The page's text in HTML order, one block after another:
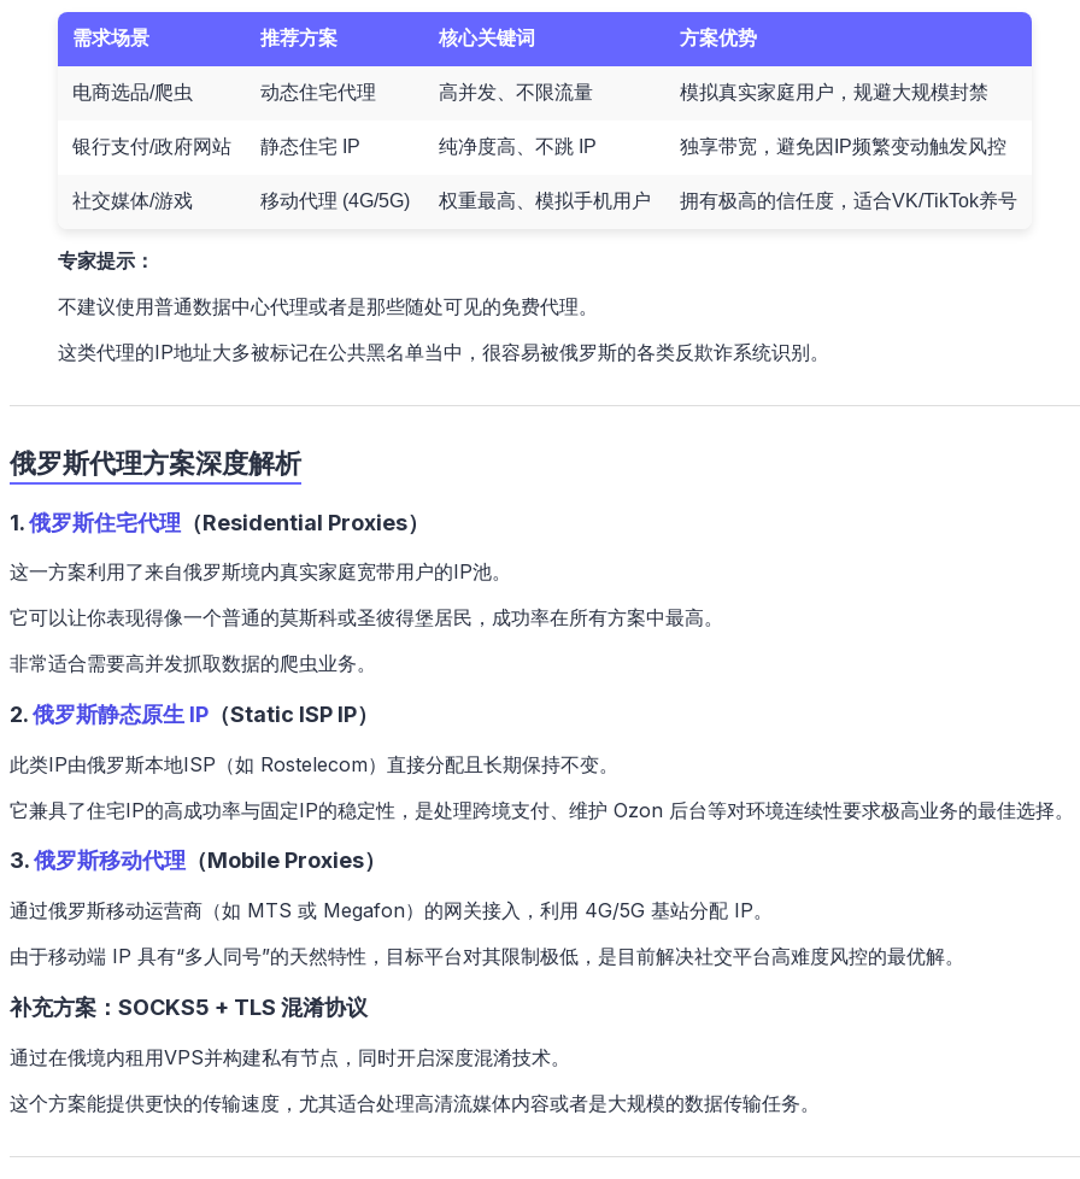
需求场景 推荐方案 核心关键词 方案优势
电商选品/爬虫 动态住宅代理 高并发、不限流量 模拟真实家庭用户，规避大规模封禁
银行支付/政府网站 静态住宅 IP 纯净度高、不跳 IP 独享带宽，避免因IP频繁变动触发风控
社交媒体/游戏 移动代理 (4G/5G) 权重最高、模拟手机用户 拥有极高的信任度，适合VK/TikTok养号
专家提示：
不建议使用普通数据中心代理或者是那些随处可见的免费代理。
这类代理的IP地址大多被标记在公共黑名单当中，很容易被俄罗斯的各类反欺诈系统识别。
俄罗斯代理方案深度解析
1.俄罗斯住宅代理 （Residential Proxies）
这一方案利用了来自俄罗斯境内真实家庭宽带用户的IP池。
它可以让你表现得像一个普通的莫斯科或圣彼得堡居民，成功率在所有方案中最高。
非常适合需要高并发抓取数据的爬虫业务。
2.俄罗斯静态原生 IP （Static ISP IP）
此类IP由俄罗斯本地ISP（如 Rostelecom）直接分配且长期保持不变。
它兼具了住宅IP的高成功率与固定IP的稳定性，是处理跨境支付、维护 Ozon 后台等对环境连续性要求极高业务的最佳选择。
3.俄罗斯移动代理 （Mobile Proxies）
通过俄罗斯移动运营商（如 MTS 或 Megafon）的网关接入，利用 4G/5G 基站分配 IP。
由于移动端 IP 具有“多人同号”的天然特性，目标平台对其限制极低，是目前解决社交平台高难度风控的最优解。
补充方案：SOCKS5 + TLS 混淆协议
通过在俄境内租用VPS并构建私有节点，同时开启深度混淆技术。
这个方案能提供更快的传输速度，尤其适合处理高清流媒体内容或者是大规模的数据传输任务。